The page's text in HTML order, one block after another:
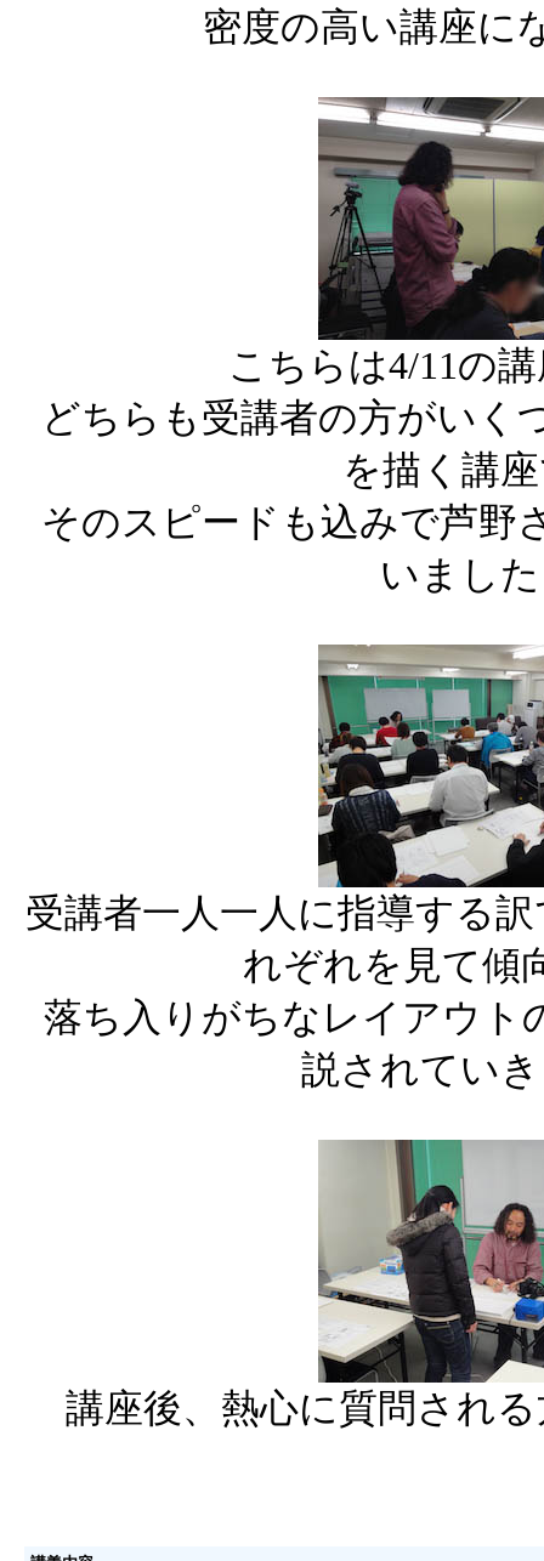
密度の高い講座に
こちらは4/11の
どちらも受講者の方がいく
を描く講
そのスピードも込みで芦野
いまし
受講者一人一人に指導する
れぞれを見て傾
落ち入りがちなレイアウト
説されてい
講座後、熱心に質問され